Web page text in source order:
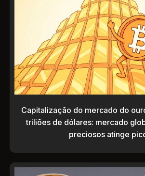
Capitalização do mercado do
triliões de dólares: mercado
preciosos atinge